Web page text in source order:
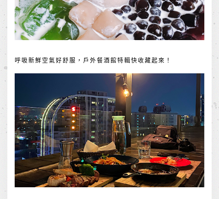
呼吸新鮮空氣好舒服，戶外餐酒館特輯快收藏起來！